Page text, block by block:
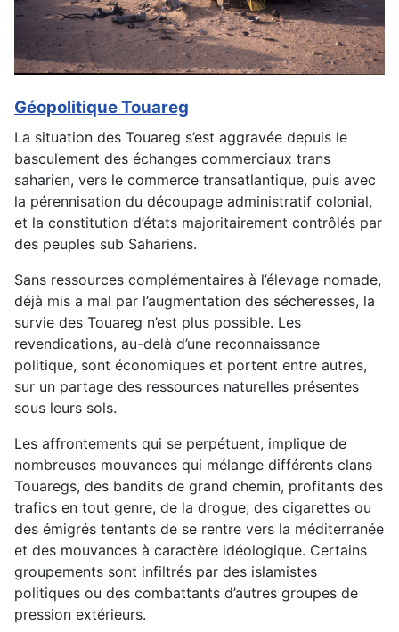
Géopolitique Touareg
La situation des Touareg s’est aggravée depuis le
basculement des échanges commerciaux trans
saharien, vers le commerce transatlantique, puis avec
la pérennisation du découpage administratif colonial,
et la constitution d’états majoritairement contrôlés par
des peuples sub Sahariens.
Sans ressources complémentaires à l’élevage nomade,
déjà mis a mal par l’augmentation des sécheresses, la
survie des Touareg n’est plus possible. Les
revendications, au-delà d’une reconnaissance
politique, sont économiques et portent entre autres,
sur un partage des ressources naturelles présentes
sous leurs sols.
Les affrontements qui se perpétuent, implique de
nombreuses mouvances qui mélange différents clans
Touaregs, des bandits de grand chemin, profitants des
trafics en tout genre, de la drogue, des cigarettes ou
des émigrés tentants de se rentre vers la méditerranée
et des mouvances à caractère idéologique. Certains
groupements sont infiltrés par des islamistes
politiques ou des combattants d’autres groupes de
pression extérieurs.